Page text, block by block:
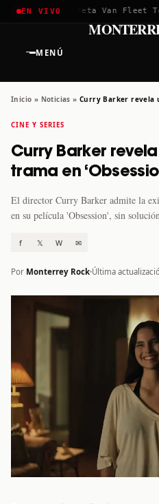
EN VIVO
2026✱Greta Van Fleet
MENÚ
Inicio » Noticias » Curry Barker revela
CINE Y SERIES
Curry Barker
trama en
El director Curry Barker admite la
en su película 'Obsession', sin
f 𝕏 W ✉
Por Monterrey Rock Última